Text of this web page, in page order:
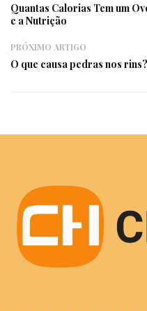
Quantas Calorias Tem um
e a Nutrição
PRÓXIMO ARTIGO
O que causa pedras nos rins?